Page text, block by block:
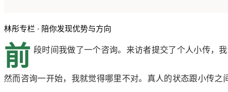
林彤专栏 · 陪你发现优势与方向
前 段时间我做了一个咨询。来访者提交了个人小传，
然而咨询一开始，我就觉得哪里不对。真人的状态跟小传